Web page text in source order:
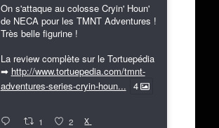
On s'attaque au colosse Cryin' Houn'
de NECA pour les TMNT Adventures !
Très belle figurine !
La review complète sur le Tortuepédia
➡ http://www.tortuepedia.com/tmnt-
adventures-series-cryin-houn... 4
1 2 X